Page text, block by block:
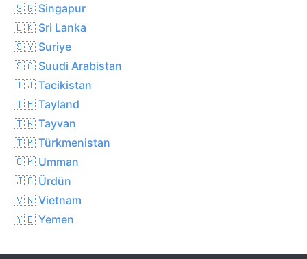
🇸🇬 Singapur
🇱🇰 Sri Lanka
🇸🇾 Suriye
🇸🇦 Suudi Arabistan
🇹🇯 Tacikistan
🇹🇭 Tayland
🇹🇼 Tayvan
🇹🇲 Türkmenistan
🇴🇲 Umman
🇯🇴 Ürdün
🇻🇳 Vietnam
🇾🇪 Yemen